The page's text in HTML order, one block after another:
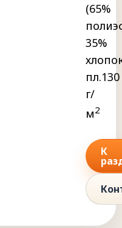
(65%
35%
пл.130
г/
м2
К